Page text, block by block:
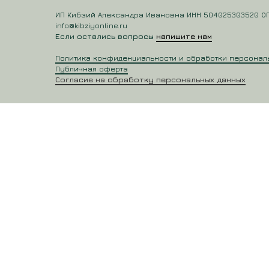
ИП Кибзий Александра Ивановна ИНН 504025303520
info@kibziyonline.ru
Если остались вопросы напишите нам
Политика конфиденциальности и обработки
Публичная оферта
Согласие на обработку персональных данных